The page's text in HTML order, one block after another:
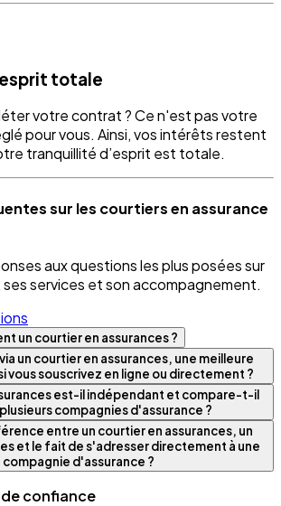
totale
votre contrat ? Ce n'est pas votre
pour vous. Ainsi, vos intérêts restent
tranquillité d’esprit est totale.
sur les courtiers en assurance
aux questions les plus posées sur
ses services et son accompagnement.
un courtier en assurances ?
un courtier en assurances, une meilleure
vous souscrivez en ligne ou directement ?
est-il indépendant et compare-t-il
compagnies d'assurance ?
entre un courtier en assurances, un
et le fait de s'adresser directement à une
compagnie d'assurance ?
confiance